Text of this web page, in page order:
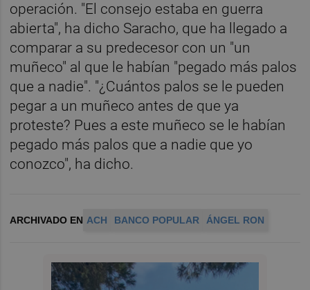
operación. "El consejo estaba en guerra
abierta", ha dicho Saracho, que ha llegado a
comparar a su predecesor con un "un
muñeco" al que le habían "pegado más palos
que a nadie". "¿Cuántos palos se le pueden
pegar a un muñeco antes de que ya
proteste? Pues a este muñeco se le habían
pegado más palos que a nadie que yo
conozco", ha dicho.
ARCHIVADO EN ACH BANCO POPULAR ÁNGEL RON